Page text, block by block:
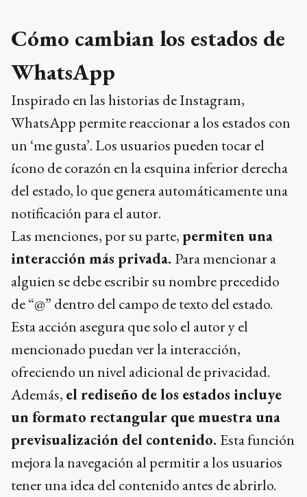
Cómo cambian los estados de
WhatsApp
Inspirado en las historias de Instagram,
WhatsApp permite reaccionar a los estados con
un ‘me gusta’. Los usuarios pueden tocar el
ícono de corazón en la esquina inferior derecha
del estado, lo que genera automáticamente una
notificación para el autor.
Las menciones, por su parte, permiten una
interacción más privada. Para mencionar a
alguien se debe escribir su nombre precedido
de “@” dentro del campo de texto del estado.
Esta acción asegura que solo el autor y el
mencionado puedan ver la interacción,
ofreciendo un nivel adicional de privacidad.
Además, el rediseño de los estados incluye
un formato rectangular que muestra una
previsualización del contenido. Esta función
mejora la navegación al permitir a los usuarios
tener una idea del contenido antes de abrirlo.